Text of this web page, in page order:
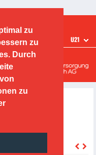
zu
zu
Durch
zu
U21